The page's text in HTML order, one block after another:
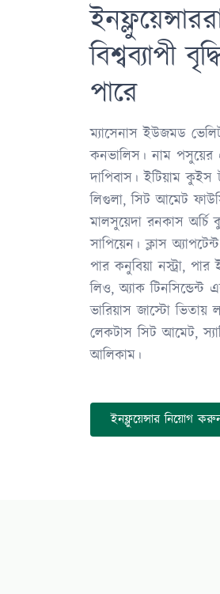
বিশ্বব্যাপী
পারে
ম্যাসেনাস ইউজমড
কনভালিস। নাম পসুয়ের
দাপিবাস। ইটিয়াম কুইস
লিগুলা, সিট আমেট
মালসুয়েদা রনকাস
সাপিয়েন। ক্লাস
পার কনুবিয়া নস্ট্রা, পার
লিও, অ্যাক টিনসিন্ডেন্ট
ভারিয়াস জাস্টো ভিতায়
লেকটাস সিট আমেট,
আলিকাম।
ইনফ্লুয়েন্সার নিয়োগ